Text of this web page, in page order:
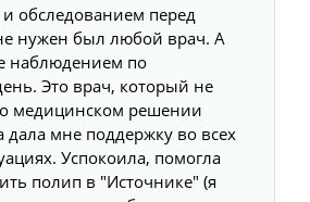
обследованием перед
нужен был любой врач. А
наблюдением по
Это врач, который не
о медицинском решении
мне поддержку во всех
Успокоила, помогла
полип в "Источнике" (я